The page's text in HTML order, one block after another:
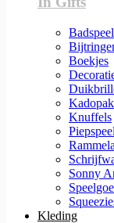
Boekjes
Knuffels
Sonny
Kleding